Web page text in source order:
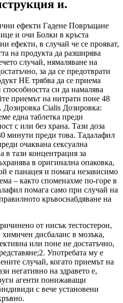
и.
ефекти Гадене Повръщане
и очи Болки в кръста
ефекти, в случай че се прояват,
на продукта да разширява
случай, нямаляване на
за да се предотврати
НЕ трябва да се приема
си да намалява
приемът на нитрати поне 48
Дозировка Cialis Дозировка:
една таблетка преди
с или без храна. Тази доза
минути преди това. Тадалафил
очаквана сексуална
в тази концентрация за
в оригинална опаковка,
е панацея и помага независимо
– както споменахме по-горе в
помага само при случай на
кръвоснабдяване на
от нисък тестостерон,
дисбаланс в мозъка,
или поне не достатъчно,
Употребата му е
случай, когато приемът на
негативно на здравето е,
агенти понижаващи
с вече установени